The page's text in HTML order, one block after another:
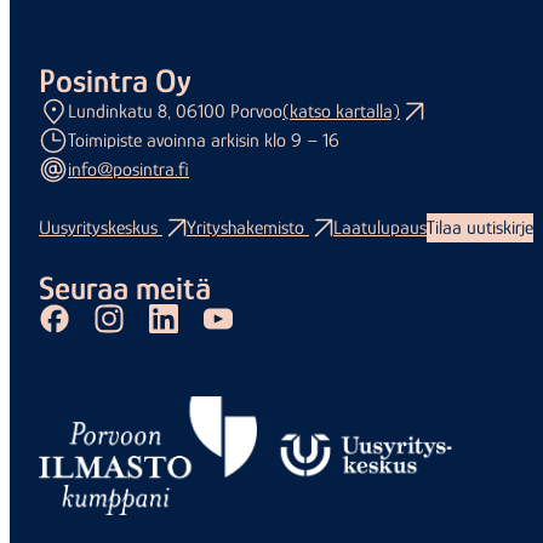
Posintra Oy
Lundinkatu 8, 06100 Porvoo(katso kartalla)
Toimipiste avoinna arkisin klo 9 – 16
info@posintra.fi
Uusyrityskeskus Yrityshakemisto LaatulupausTilaa uutiskirje
Seuraa meitä
FacebookInstagramLinkedInYoutube